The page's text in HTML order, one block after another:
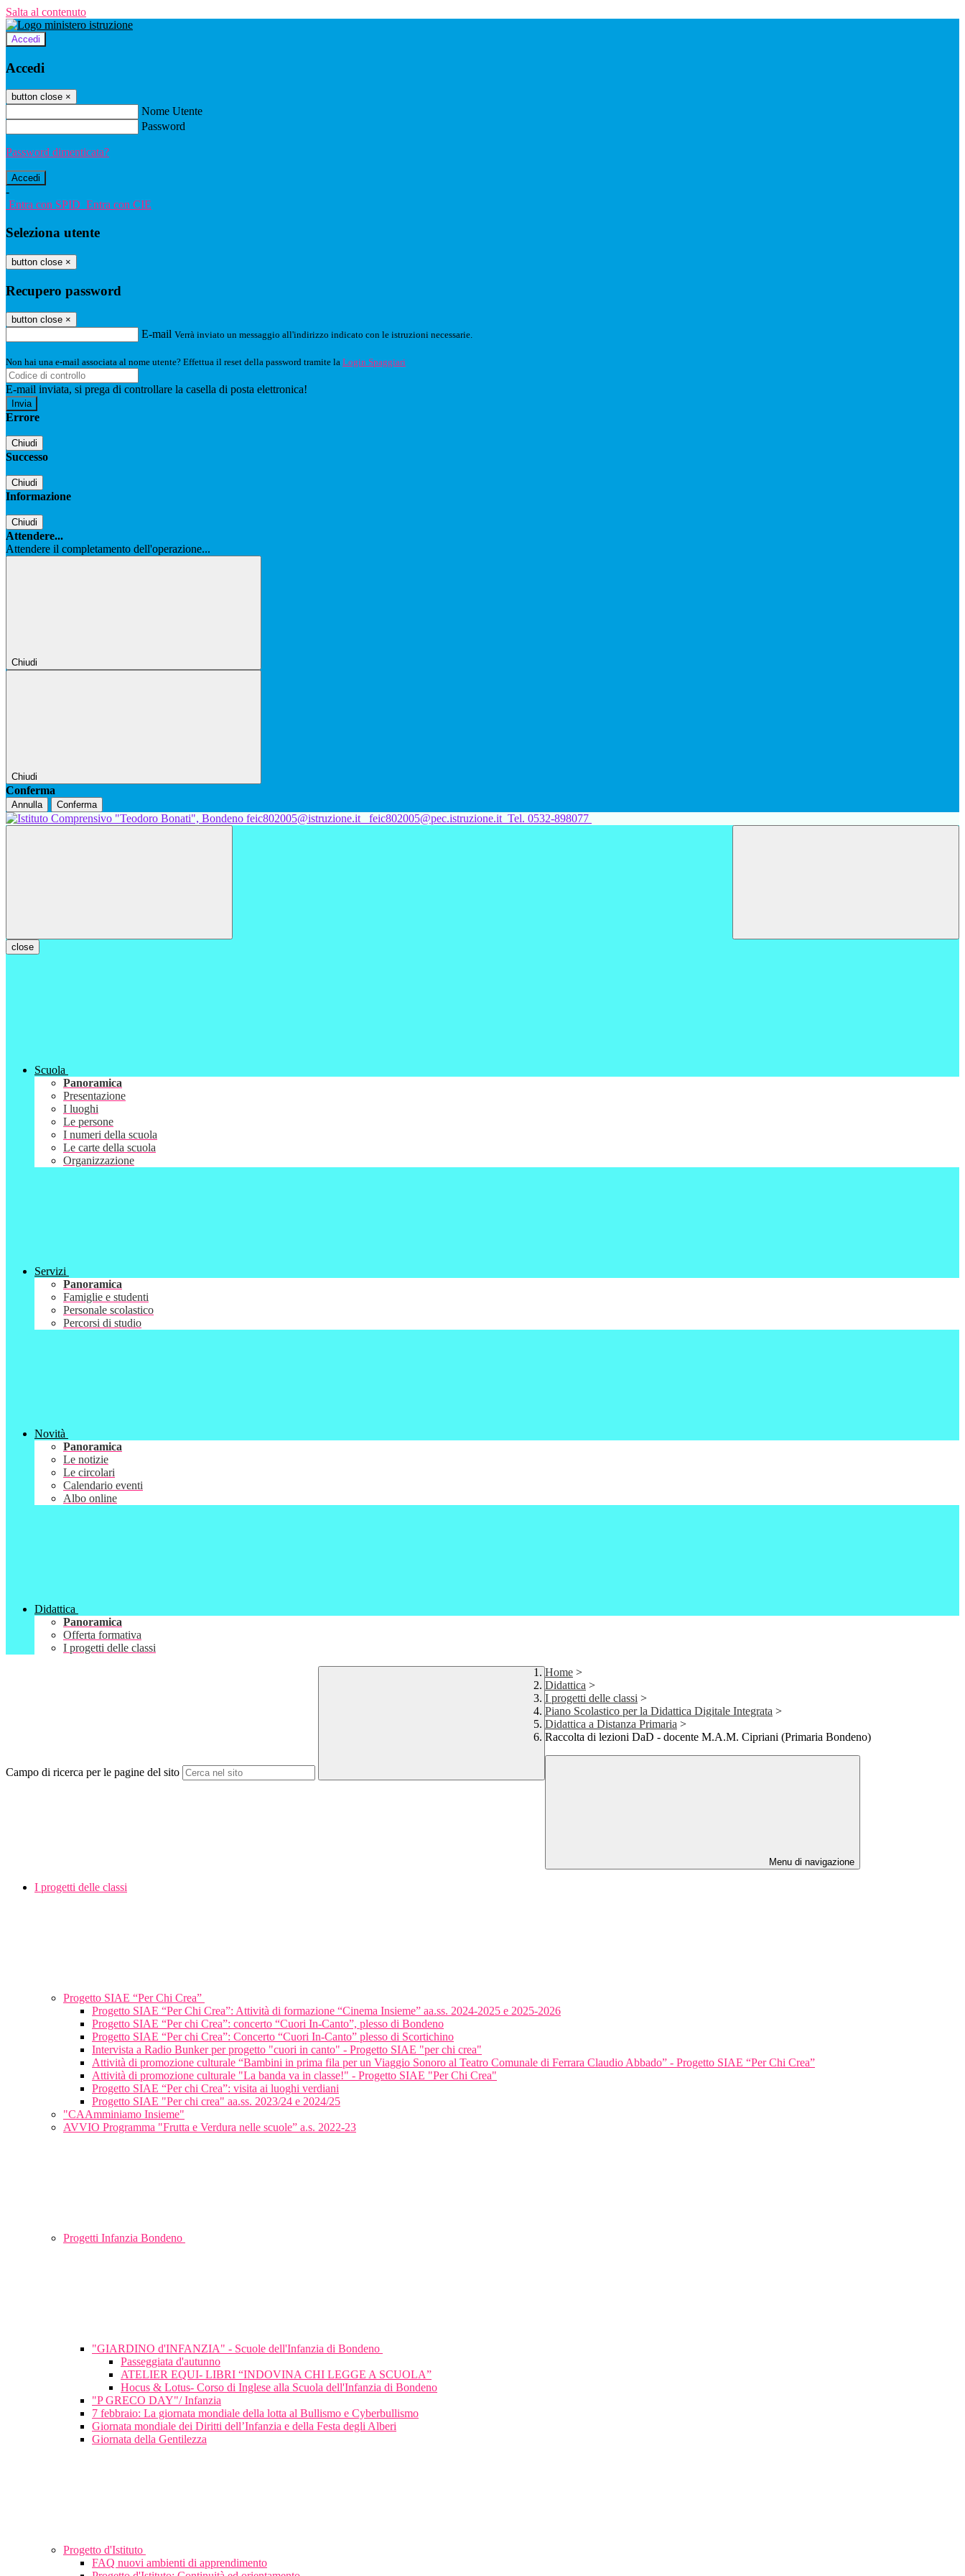
Salta al contenuto
Accedi
Accedi
button close ×
Nome Utente
Password
Password dimenticata?
-
Entra con SPID Entra con CIE
Seleziona utente
button close ×
Recupero password
button close ×
E-mail Verrà inviato un messaggio all'indirizzo indicato con le istruzioni necessarie.
Non hai una e-mail associata al nome utente? Effettua il reset della password tramite la Login Spaggiari
E-mail inviata, si prega di controllare la casella di posta elettronica!
Errore
Chiudi
Successo
Chiudi
Informazione
Chiudi
Attendere...
Attendere il completamento dell'operazione...
Chiudi
Chiudi
Conferma
Annulla Conferma
feic802005@istruzione.it feic802005@pec.istruzione.it Tel. 0532-898077
close
Scuola
Panoramica
Presentazione
I luoghi
Le persone
I numeri della scuola
Le carte della scuola
Organizzazione
Servizi
Panoramica
Famiglie e studenti
Personale scolastico
Percorsi di studio
Novità
Panoramica
Le notizie
Le circolari
Calendario eventi
Albo online
Didattica
Panoramica
Offerta formativa
I progetti delle classi
Campo di ricerca per le pagine del sito
Home >
Didattica >
I progetti delle classi >
Piano Scolastico per la Didattica Digitale Integrata >
Didattica a Distanza Primaria >
Raccolta di lezioni DaD - docente M.A.M. Cipriani (Primaria Bondeno)
Menu di navigazione
I progetti delle classi
Progetto SIAE “Per Chi Crea”
Progetto SIAE “Per Chi Crea”: Attività di formazione “Cinema Insieme” aa.ss. 2024-2025 e 2025-2026
Progetto SIAE “Per chi Crea”: concerto “Cuori In-Canto”, plesso di Bondeno
Progetto SIAE “Per chi Crea”: Concerto “Cuori In-Canto” plesso di Scortichino
Intervista a Radio Bunker per progetto "cuori in canto" - Progetto SIAE "per chi crea"
Attività di promozione culturale “Bambini in prima fila per un Viaggio Sonoro al Teatro Comunale di Ferrara Claudio Abbado” - Progetto SIAE “Per Chi Crea”
Attività di promozione culturale "La banda va in classe!" - Progetto SIAE "Per Chi Crea"
Progetto SIAE “Per chi Crea”: visita ai luoghi verdiani
Progetto SIAE "Per chi crea" aa.ss. 2023/24 e 2024/25
"CAAmminiamo Insieme"
AVVIO Programma "Frutta e Verdura nelle scuole” a.s. 2022-23
Progetti Infanzia Bondeno
"GIARDINO d'INFANZIA" - Scuole dell'Infanzia di Bondeno
Passeggiata d'autunno
ATELIER EQUI- LIBRI “INDOVINA CHI LEGGE A SCUOLA”
Hocus & Lotus- Corso di Inglese alla Scuola dell'Infanzia di Bondeno
"P GRECO DAY"/ Infanzia
7 febbraio: La giornata mondiale della lotta al Bullismo e Cyberbullismo
Giornata mondiale dei Diritti dell’Infanzia e della Festa degli Alberi
Giornata della Gentilezza
Progetto d'Istituto
FAQ nuovi ambienti di apprendimento